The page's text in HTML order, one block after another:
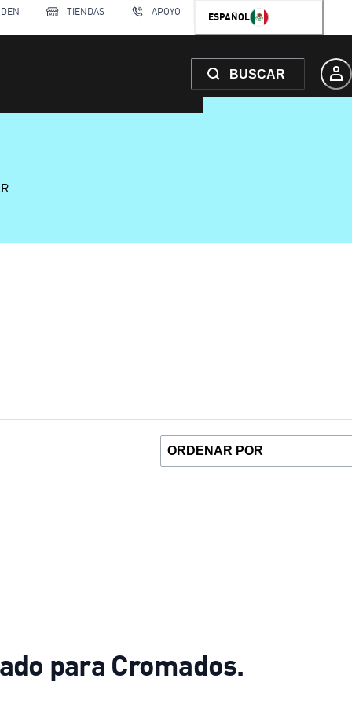
TIENDAS APOYO ESPAÑOL
BUSCAR
para Cromados.